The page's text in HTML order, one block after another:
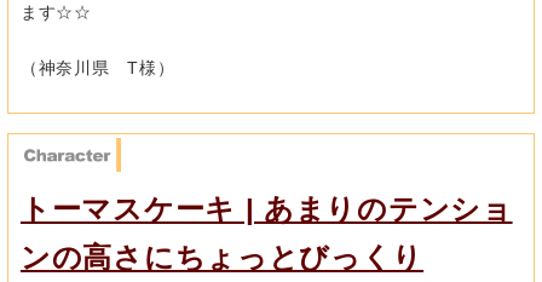
ます☆☆
（神奈川県 T様）
トーマスケーキ | あまりのテンショ
ンの高さにちょっとびっくり